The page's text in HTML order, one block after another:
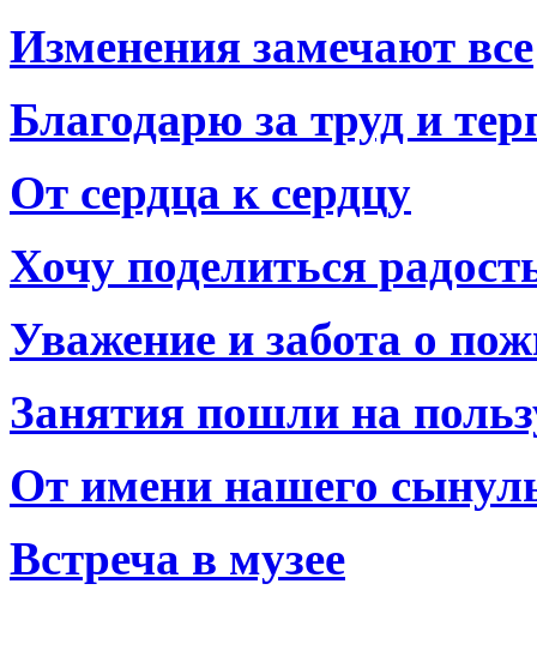
Изменения замечают все
Благодарю за труд и
От сердца к сердцу
Хочу поделиться
Уважение и забота о
Занятия пошли на
От имени нашего
Встреча в музее